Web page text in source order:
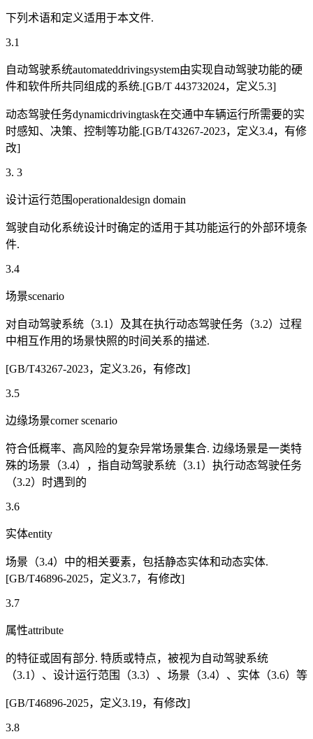
下列术语和定义适用于本文件.
3.1
自动驾驶系统automateddrivingsystem由实现自动驾驶功能的硬
件和软件所共同组成的系统.[GB/T 443732024，定义5.3]
动态驾驶任务dynamicdrivingtask在交通中车辆运行所需要的实
时感知、决策、控制等功能.[GB/T43267-2023，定义3.4，有修
改]
3. 3
设计运行范围operationaldesign domain
驾驶自动化系统设计时确定的适用于其功能运行的外部环境条
件.
3.4
场景scenario
对自动驾驶系统（3.1）及其在执行动态驾驶任务（3.2）过程
中相互作用的场景快照的时间关系的描述.
[GB/T43267-2023，定义3.26，有修改]
3.5
边缘场景corner scenario
符合低概率、高风险的复杂异常场景集合. 边缘场景是一类特
殊的场景（3.4），指自动驾驶系统（3.1）执行动态驾驶任务
（3.2）时遇到的
3.6
实体entity
场景（3.4）中的相关要素，包括静态实体和动态实体.
[GB/T46896-2025，定义3.7，有修改]
3.7
属性attribute
的特征或固有部分. 特质或特点，被视为自动驾驶系统
（3.1）、设计运行范围（3.3）、场景（3.4）、实体（3.6）等
[GB/T46896-2025，定义3.19，有修改]
3.8